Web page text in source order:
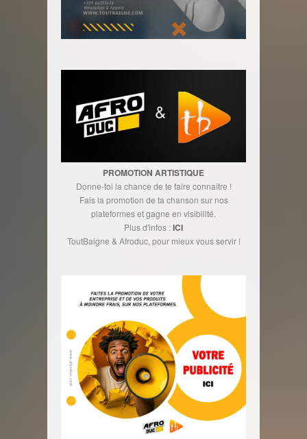
PROMOTION ARTISTIQUE
Donne-toi la chance de te faire connaître !
Fais la promotion de ta chanson sur nos
plateformes et gagne en visibilité.
Plus d'infos :ICI
ToutBaigne & Afroduc, pour mieux vous servir !